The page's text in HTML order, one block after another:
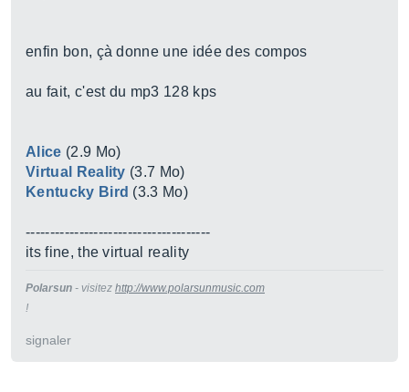
enfin bon, çà donne une idée des compos
au fait, c'est du mp3 128 kps
Alice (2.9 Mo)
Virtual Reality (3.7 Mo)
Kentucky Bird (3.3 Mo)
--------------------------------------
its fine, the virtual reality
Polarsun - visitez http://www.polarsunmusic.com
!
signaler